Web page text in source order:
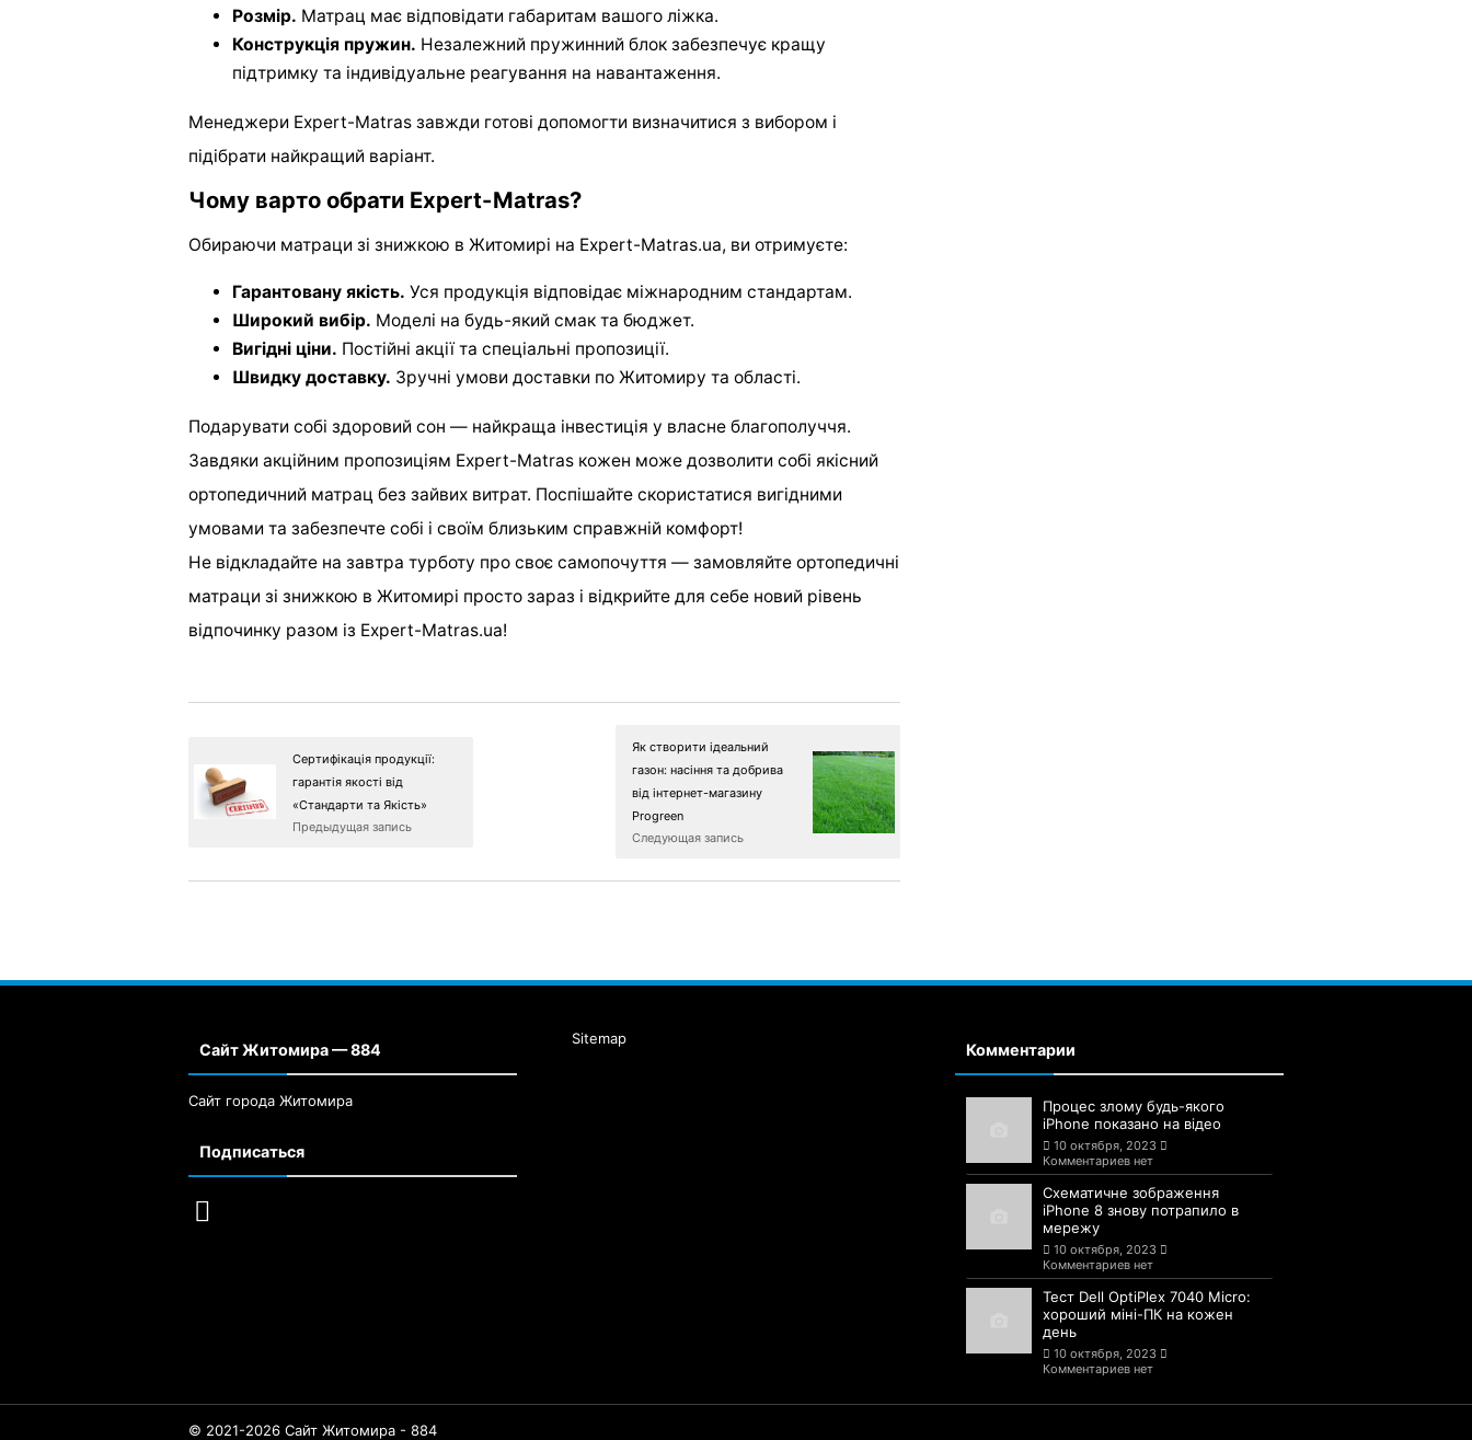
Розмір. Матрац має відповідати габаритам вашого ліжка.
Конструкція пружин. Незалежний пружинний блок забезпечує кращу
підтримку та індивідуальне реагування на навантаження.
Менеджери Expert-Matras завжди готові допомогти визначитися з вибором і
підібрати найкращий варіант.
Чому варто обрати Expert-Matras?
Обираючи матраци зі знижкою в Житомирі на Expert-Matras.ua, ви отримуєте:
Гарантовану якість. Уся продукція відповідає міжнародним стандартам.
Широкий вибір. Моделі на будь-який смак та бюджет.
Вигідні ціни. Постійні акції та спеціальні пропозиції.
Швидку доставку. Зручні умови доставки по Житомиру та області.
Подарувати собі здоровий сон — найкраща інвестиція у власне благополуччя.
Завдяки акційним пропозиціям Expert-Matras кожен може дозволити собі якісний
ортопедичний матрац без зайвих витрат. Поспішайте скористатися вигідними
умовами та забезпечте собі і своїм близьким справжній комфорт!
Не відкладайте на завтра турботу про своє самопочуття — замовляйте ортопедичні
матраци зі знижкою в Житомирі просто зараз і відкрийте для себе новий рівень
відпочинку разом із Expert-Matras.ua!
Сертифікація продукції:
гарантія якості від
«Стандарти та Якість»
Предыдущая запись
Як створити ідеальний
газон: насіння та добрива
від інтернет-магазину
Progreen
Следующая запись
Сайт Житомира — 884
Сайт города Житомира
Подписаться
Sitemap
Комментарии
Процес злому будь-якого
iPhone показано на відео
10 октября, 2023
Комментариев нет
Схематичне зображення
iPhone 8 знову потрапило в
мережу
10 октября, 2023
Комментариев нет
Тест Dell OptiPlex 7040 Micro:
хороший міні-ПК на кожен
день
10 октября, 2023
Комментариев нет
© 2021-2026 Сайт Житомира - 884